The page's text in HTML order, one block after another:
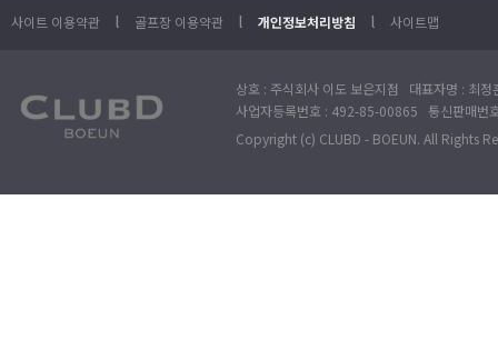
사이트 이용약관 l 골프장 이용약관 l 개인정보처리방침 l 사이트맵
상호 : 주식회사 이도 보은지점 대표자명 : 최
사업자등록번호 : 492-85-00865 통신판매
Copyright (c) CLUBD - BOEUN. All Rights